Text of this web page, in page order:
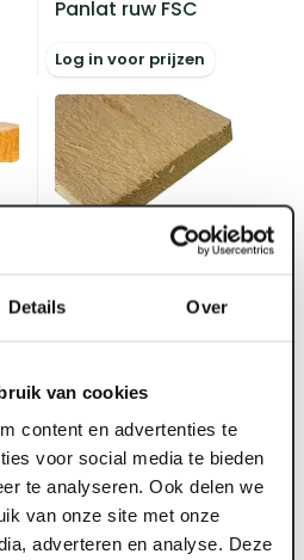
Details Over
van cookies
content en advertenties te
voor social media te bieden
te analyseren. Ook delen we
van onze site met onze
adverteren en analyse. Deze
Panlat ruw FSC
Log in voor prijzen
22 x 100 mm Vuren ruw